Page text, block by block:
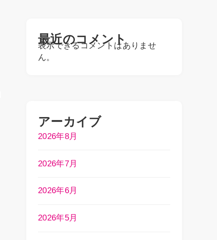
最近のコメント
表示できるコメントはありませ
ん。
アーカイブ
2026年8月
2026年7月
2026年6月
2026年5月